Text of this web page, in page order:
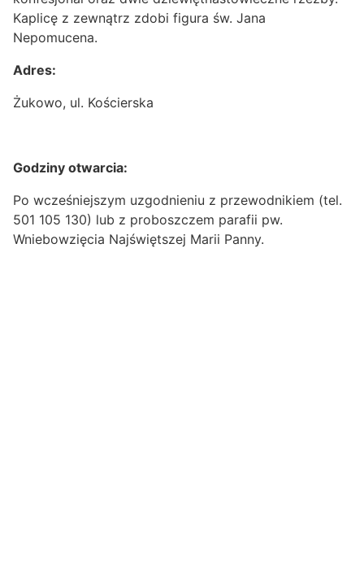
Kaplicę z zewnątrz zdobi figura św. Jana
Nepomucena.
Adres:
Żukowo, ul. Kościerska
Godziny otwarcia:
Po wcześniejszym uzgodnieniu z przewodnikiem (tel.
501 105 130) lub z proboszczem parafii pw.
Wniebowzięcia Najświętszej Marii Panny.